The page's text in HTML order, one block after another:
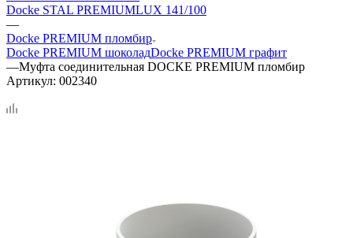
Docke STAL PREMIUMLUX 141/100
—
Docke PREMIUM пломбир
Docke PREMIUM шоколадDocke PREMIUM графит
—Муфта соединительная DOCKE PREMIUM пломбир
Артикул: 002340